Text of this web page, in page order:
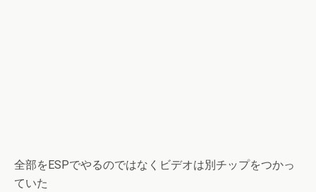
全部をESPでやるのではなくビデオは別チップをつかっ
ていた